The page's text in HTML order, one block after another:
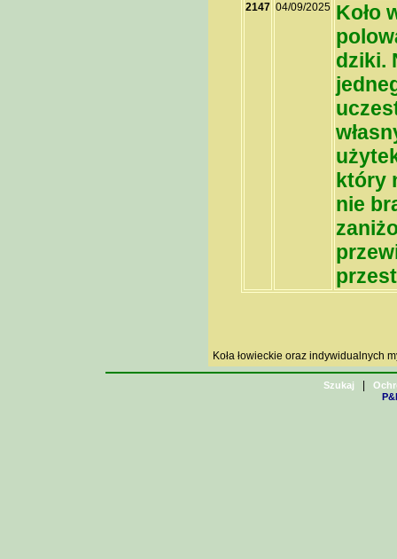
2147 04/09/2025 Koło
dziki.
który
nie
Koła łowieckie oraz indywidualnych
Szukaj